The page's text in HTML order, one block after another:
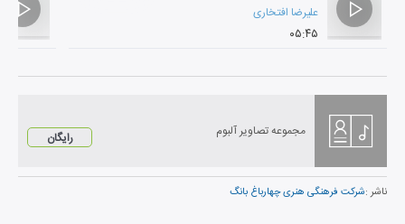
علیرضا افتخاری
۰۵:۴۵
مجموعه تصاویر آلبوم رایگان
ناشر :شرکت فرهنگی هنری چهارباغ بانگ